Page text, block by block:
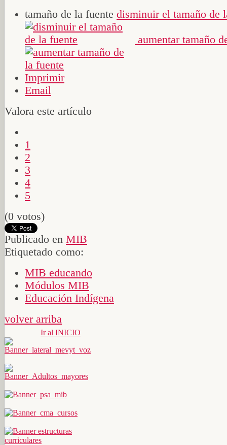
tamaño de la fuente disminuir el tamaño de
aumentar tamaño
Imprimir
Email
Valora este artículo
1
2
3
4
5
(0 votos)
Publicado en MIB
Etiquetado como:
MIB educando
Módulos MIB
Educación Indígena
volver arriba
Ir al INICIO